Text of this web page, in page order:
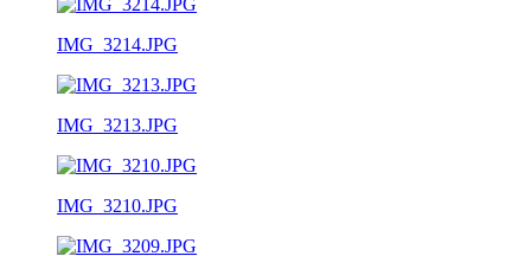
IMG_3214.JPG
IMG_3213.JPG
IMG_3210.JPG